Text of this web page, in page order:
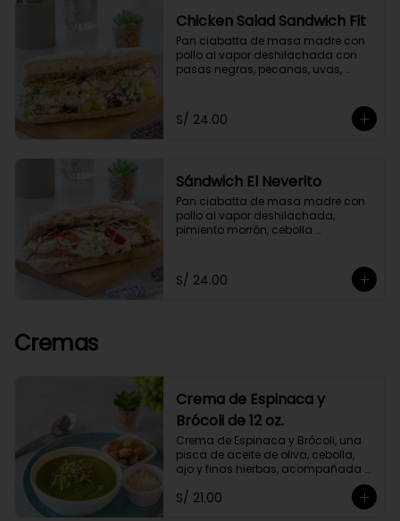
Chicken Salad Sandwich Fit
Pan ciabatta de masa madre con
pollo al vapor deshilachada con
pasas negras, pecanas, uvas,
germinados.
S/ 24.00
Sándwich El Neverito
Pan ciabatta de masa madre con
pollo al vapor deshilachada,
pimiento morrón, cebolla
toque de orégano. Con mayonesa
de cashews.
S/ 24.00
Cremas
Crema de Espinaca y
Brócoli de 12 oz.
Crema de Espinaca y Brócoli, una
pisca de aceite de oliva, cebolla,
ajo y finas hierbas, acompañada
madre. No contiene papa ni
S/ 21.00